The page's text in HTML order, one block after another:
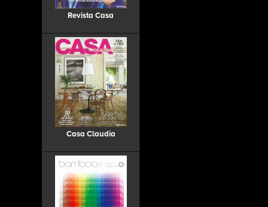
Revista Casa
Casa Claudia